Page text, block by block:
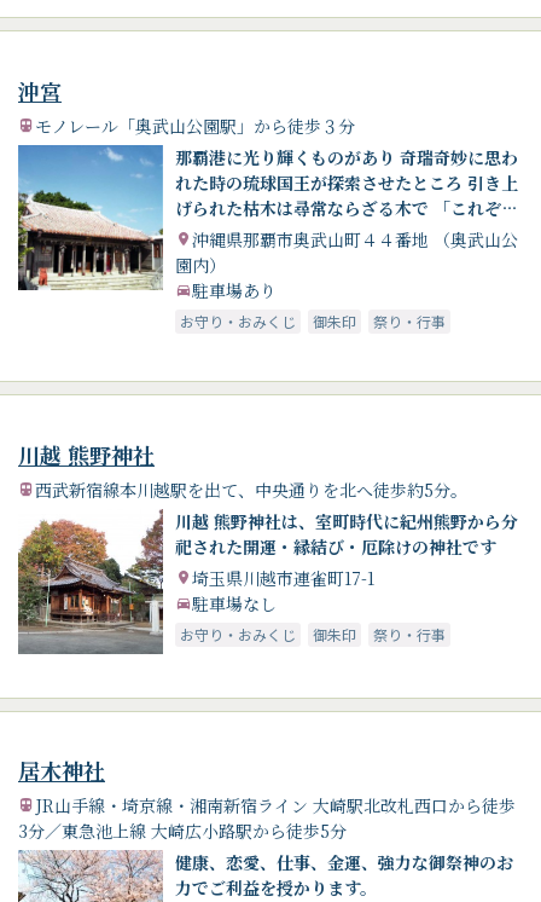
沖宮
モノレール「奥武山公園駅」から徒歩３分
那覇港に光り輝くものがあり 奇瑞奇妙に思わ
れた時の琉球国王が探索させたところ 引き上
げられた枯木は尋常ならざる木で 「これぞ蓬
莱の霊木なり」と社寺を建て祀った「沖宮」
沖縄県那覇市奥武山町４４番地 （奥武山公
園内）
駐車場あり
お守り・おみくじ 御朱印 祭り・行事
川越 熊野神社
西武新宿線本川越駅を出て、中央通りを北へ徒歩約5分。
川越 熊野神社は、室町時代に紀州熊野から分
祀された開運・縁結び・厄除けの神社です
埼玉県川越市連雀町17-1
駐車場なし
お守り・おみくじ 御朱印 祭り・行事
居木神社
JR山手線・埼京線・湘南新宿ライン 大崎駅北改札西口から徒歩
3分／東急池上線 大崎広小路駅から徒歩5分
健康、恋愛、仕事、金運、強力な御祭神のお
力でご利益を授かります。